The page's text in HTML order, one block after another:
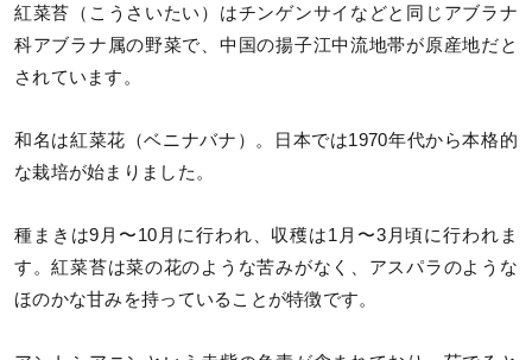
紅菜苔（こうさいたい）はチンゲンサイなどと同じアブラナ
科アブラナ属の野菜で、中国の揚子江中流地帯が原産地だと
されています。
和名は紅菜花（ベニナバナ）。日本では1970年代から本格的
な栽培が始まりました。
種まきは9月〜10月に行われ、収穫は1月〜3月頃に行われま
す。紅菜苔は菜の花のような苦みがなく、アスパラのような
ほのかな甘みを持っていることが特徴です。